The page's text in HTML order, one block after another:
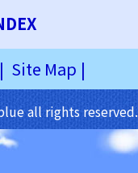
| Site Map |
all rights reserved.